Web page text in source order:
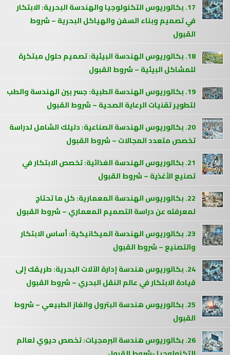
17. بكالوريوس التكنولوجيا والهندسة البحرية: الابتكار
في تصميم وبناء السفن والهياكل البحرية – شروط
القبول
18. بكالوريوس الهندسة البيئية: تصميم حلول مبتكرة
للمشاكل البيئية – شروط القبول
19. بكالوريوس الهندسة الطبية: جسر بين الهندسة والطب
لتطوير تقنيات الرعاية الصحية – شروط القبول
20. بكالوريوس الهندسة الصناعية: دليلك الشامل لدراسة
تخصص متعدد المجالات – شروط القبول
21. بكالوريوس الهندسة الغذائية: تخصص الابتكار في
تصنيع الأغذية – شروط القبول
22. بكالوريوس الهندسة المعمارية: كل ما تحتاج
لمعرفته عن دراسة التصميم المعماري – شروط القبول
23. بكالوريوس الهندسة الميكانيكية: أساس الابتكار
والتصنيع – شروط القبول
24. بكالوريوس هندسة إدارة الآلات البحرية: طريقك إلى
قيادة الابتكار في عالم النقل البحري – شروط القبول
25. بكالوريوس هندسة البترول والغاز الطبيعي – شروط
القبول
26. بكالوريوس هندسة البرمجيات: تخصص حيوي لعالم